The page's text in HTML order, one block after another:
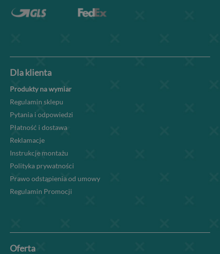
Dla klienta
Produkty na wymiar
Regulamin sklepu
Pytania i odpowiedzi
Płatność i dostawa
Reklamacje
Instrukcje montażu
Polityka prywatności
Prawo odstąpienia od umowy
Regulamin Promocji
Oferta